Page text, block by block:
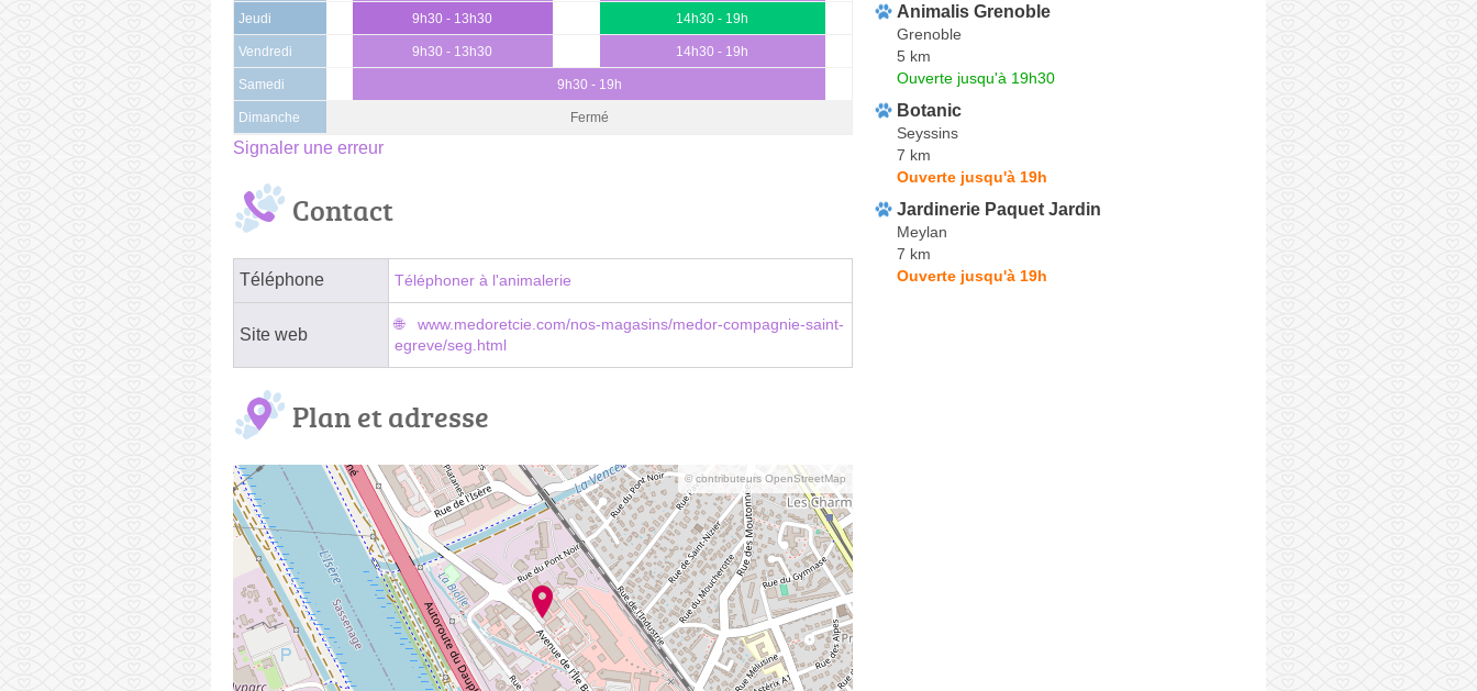
Jeudi 9h30 - 13h30 14h30 - 19h
Vendredi 9h30 - 13h30 14h30 - 19h
Samedi 9h30 - 19h
Dimanche Fermé
Signaler une erreur
Contact
Téléphone Téléphoner à l'animalerie
Site web
www.medoretcie.com/nos-magasins/medor-compagnie-saint-
egreve/seg.html
Plan et adresse
© contributeurs OpenStreetMap
Animalis Grenoble
Grenoble
5 km
Ouverte jusqu'à 19h30
Botanic
Seyssins
7 km
Ouverte jusqu'à 19h
Jardinerie Paquet Jardin
Meylan
7 km
Ouverte jusqu'à 19h